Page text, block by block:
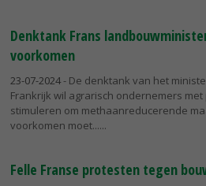
Denktank Frans
voorkomen
23-07-2024- De denktank van het
Frankrijk wil agrarisch ondernemers
stimuleren om methaanreducerende
voorkomen moet...
Felle Franse protesten tegen